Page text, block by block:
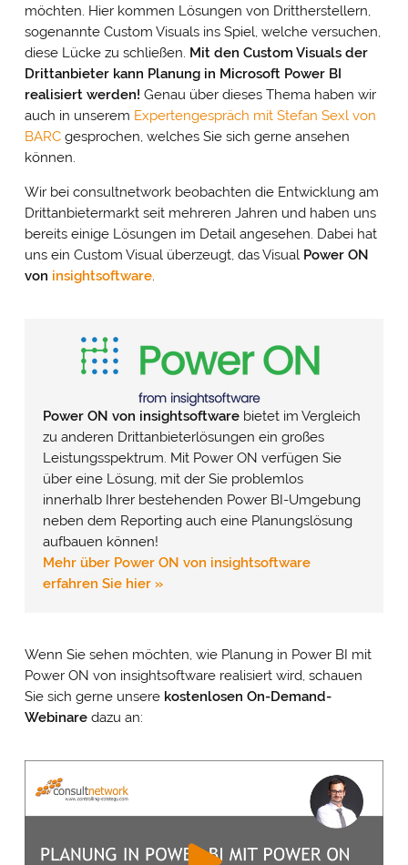
möchten. Hier kommen Lösungen von Drittherstellern,
sogenannte Custom Visuals ins Spiel, welche versuchen,
diese Lücke zu schließen. Mit den Custom Visuals der
Drittanbieter kann Planung in Microsoft Power BI
realisiert werden! Genau über dieses Thema haben wir
auch in unserem Expertengespräch mit Stefan Sexl von
BARCgesprochen, welches Sie sich gerne ansehen
können.
Wir bei consultnetwork beobachten die Entwicklung am
Drittanbietermarkt seit mehreren Jahren und haben uns
bereits einige Lösungen im Detail angesehen. Dabei hat
uns ein Custom Visual überzeugt, das Visual Power ON
von insightsoftware.
Power ON von insightsoftwarebietet im Vergleich
zu anderen Drittanbieterlösungen ein großes
Leistungsspektrum. Mit Power ON verfügen Sie
über eine Lösung, mit der Sie problemlos
innerhalb Ihrer bestehenden Power BI-Umgebung
neben dem Reporting auch eine Planungslösung
aufbauen können!
Mehr über Power ON von insightsoftware
erfahren Sie hier »
Wenn Sie sehen möchten, wie Planung in Power BI mit
Power ON von insightsoftware realisiert wird, schauen
Sie sich gerne unsere kostenlosen On-Demand-
Webinaredazu an: